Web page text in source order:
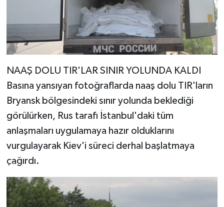
NAAŞ DOLU TIR'LAR SINIR YOLUNDA KALDI
Basına yansıyan fotoğraflarda naaş dolu TIR'ların
Bryansk bölgesindeki sınır yolunda beklediği
görülürken, Rus tarafı İstanbul'daki tüm
anlaşmaları uygulamaya hazır olduklarını
vurgulayarak Kiev'i süreci derhal başlatmaya
çağırdı.